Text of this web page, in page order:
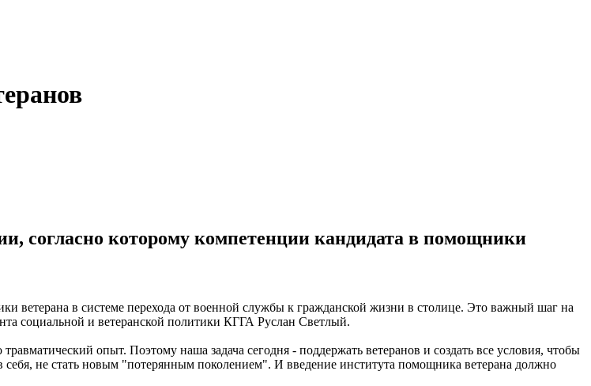
согласно которому компетенции кандидата в помощники
ветерана в системе перехода от военной службы к гражданской жизни в столице. Это важный шаг на
социальной и ветеранской политики КГГА Руслан Светлый.
опыт. Поэтому наша задача сегодня - поддержать ветеранов и создать все условия, чтобы
не стать новым "потерянным поколением". И введение института помощника ветерана должно